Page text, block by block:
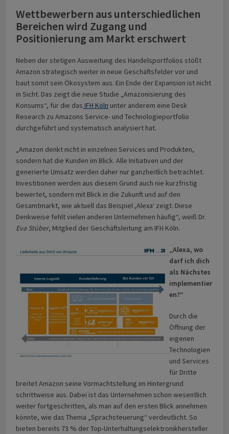
Wettbewerbern aus unterschiedlichen
Bereichen wird Zugang und
Positionierung am Markt erschwert
Neben der stetigen Ausweitung des Handelsportfolios stößt
Amazon strategisch weiter in neue Geschäftsfelder vor und
baut somit sein Ökosystem aus. Ein Ende der Expansion ist nicht
in Sicht. Das zeigt die neue Studie „Amazonisierung des
Konsums“, für die das IFH Köln unter anderem eine Desk
Research zu Amazons Service- und Technologieportfolio
durchgeführt und systematisch analysiert hat.
„Amazon denkt nicht in einzelnen Services und Produkten,
sondern hat die Kunden im Blick. Alle Initiativen und der
generierte Umsatz werden daher nur ganzheitlich betrachtet.
Investitionen werden aus diesem Grund auch nie kurzfristig
bewertet, sondern mit Blick in die Zukunft und auf den
Gesamtmarkt, wie aktuell das Beispiel ,Alexa‘ zeigt. Diese
Denkweise fehlt vielen anderen Unternehmen häufig“, weiß Dr.
Eva Stüber, Mitglied der Geschäftsleitung am IFH Köln.
„Alexa, wo
darf ich dich
als Nächstes
implementier
en?“
Durch die
Öffnung der
eigenen
Technologien
und Services
für Dritte
breitet Amazon seine Vormachtstellung im Hintergrund
schrittweise aus. Dabei ist das Unternehmen schon wesentlich
weiter fortgeschritten, als man auf den ersten Blick annehmen
könnte, wie das Thema „Sprachsteuerung“ verdeutlicht. So
bieten bereits 73 % der Top-Unterhaltungselektronikhersteller